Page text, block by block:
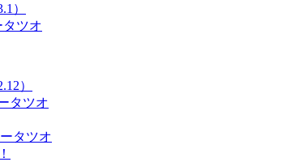
）
タツオ
）
タツオ
タツオ